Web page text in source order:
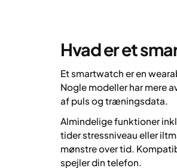
Hvad er et
Et smartwatch er en
Nogle modeller har mere
af puls og træningsdata.
Almindelige funktioner
tider stressniveau eller
mønstre over tid.
spejler din telefon.